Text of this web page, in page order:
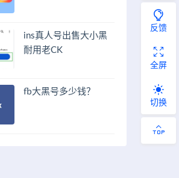
ins真人号出售大小黑
耐用老CK
fb大黑号多少钱？
反馈
全屏
切换